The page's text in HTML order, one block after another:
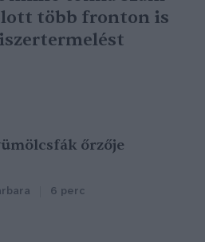
több fronton is
őrzője
6 perc